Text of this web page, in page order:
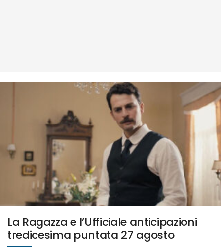
La Ragazza e l’Ufficiale anticipazioni
tredicesima puntata 27 agosto